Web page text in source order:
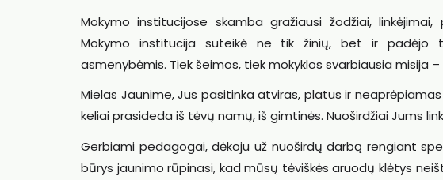
Mokymo institucijose skamba gražiausi žodžiai,
Mokymo institucija suteikė ne tik žinių, bet ir padėjo
asmenybėmis. Tiek šeimos, tiek mokyklos svarbiausia misija
Mielas Jaunime, Jus pasitinka atviras, platus ir
keliai prasideda iš tėvų namų, iš gimtinės. Nuoširdžiai Jums
Gerbiami pedagogai, dėkoju už nuoširdų darbą rengiant
būrys jaunimo rūpinasi, kad mūsų tėviškės aruodų klėtys